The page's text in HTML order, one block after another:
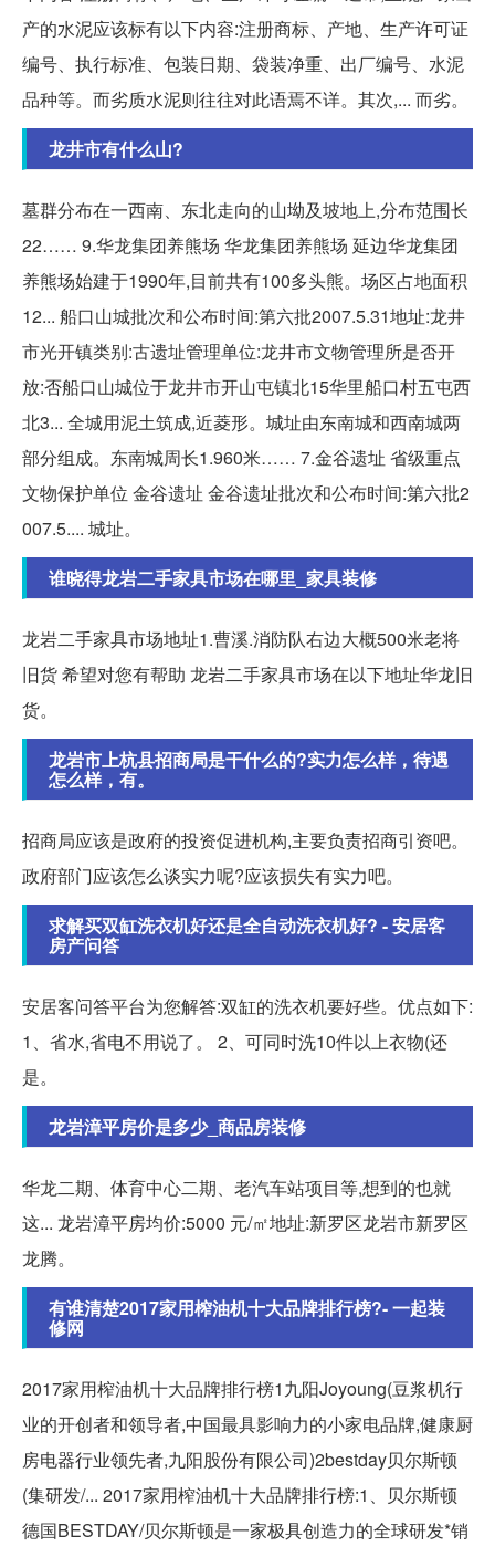
产的水泥应该标有以下内容:注册商标、产地、生产许可证
编号、执行标准、包装日期、袋装净重、出厂编号、水泥
品种等。而劣质水泥则往往对此语焉不详。其次,... 而劣。
龙井市有什么山?
墓群分布在一西南、东北走向的山坳及坡地上,分布范围长
22…… 9.华龙集团养熊场 华龙集团养熊场 延边华龙集团
养熊场始建于1990年,目前共有100多头熊。场区占地面积
12... 船口山城批次和公布时间:第六批2007.5.31地址:龙井
市光开镇类别:古遗址管理单位:龙井市文物管理所是否开
放:否船口山城位于龙井市开山屯镇北15华里船口村五屯西
北3... 全城用泥土筑成,近菱形。城址由东南城和西南城两
部分组成。东南城周长1.960米…… 7.金谷遗址 省级重点
文物保护单位 金谷遗址 金谷遗址批次和公布时间:第六批2
007.5.... 城址。
谁晓得龙岩二手家具市场在哪里_家具装修
龙岩二手家具市场地址1.曹溪.消防队右边大概500米老将
旧货 希望对您有帮助 龙岩二手家具市场在以下地址华龙旧
货。
龙岩市上杭县招商局是干什么的?实力怎么样，待遇
怎么样，有。
招商局应该是政府的投资促进机构,主要负责招商引资吧。
政府部门应该怎么谈实力呢?应该损失有实力吧。
求解买双缸洗衣机好还是全自动洗衣机好? - 安居客
房产问答
安居客问答平台为您解答:双缸的洗衣机要好些。优点如下:
1、省水,省电不用说了。 2、可同时洗10件以上衣物(还
是。
龙岩漳平房价是多少_商品房装修
华龙二期、体育中心二期、老汽车站项目等,想到的也就
这... 龙岩漳平房均价:5000 元/㎡地址:新罗区龙岩市新罗区
龙腾。
有谁清楚2017家用榨油机十大品牌排行榜?- 一起装
修网
2017家用榨油机十大品牌排行榜1九阳Joyoung(豆浆机行
业的开创者和领导者,中国最具影响力的小家电品牌,健康厨
房电器行业领先者,九阳股份有限公司)2bestday贝尔斯顿
(集研发/... 2017家用榨油机十大品牌排行榜:1、贝尔斯顿
德国BESTDAY/贝尔斯顿是一家极具创造力的全球研发*销